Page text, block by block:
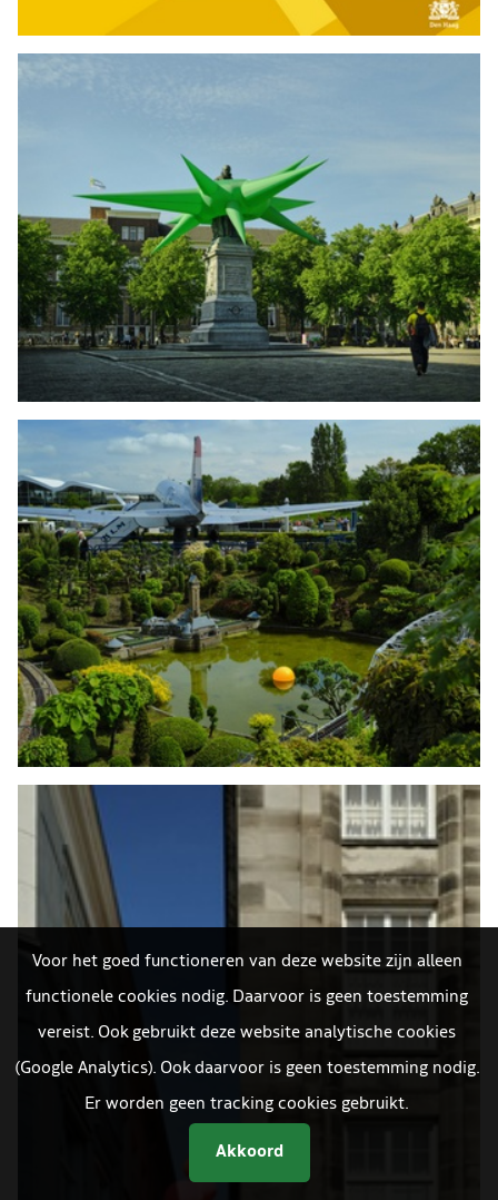
Voor het goed functioneren van deze website zijn alleen
functionele cookies nodig. Daarvoor is geen toestemming
vereist. Ook gebruikt deze website analytische cookies
(Google Analytics). Ook daarvoor is geen toestemming nodig.
Er worden geen tracking cookies gebruikt.
Akkoord